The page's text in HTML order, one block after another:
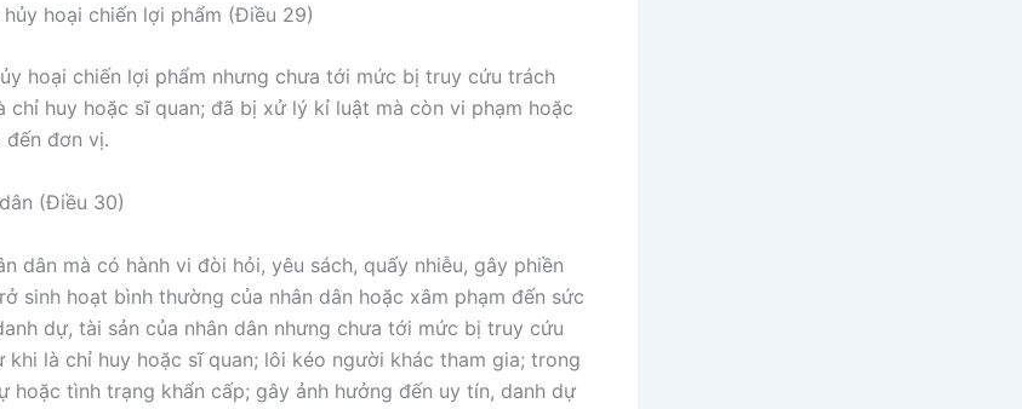
hoại chiến lợi phẩm (Điều 29)
hoại chiến lợi phẩm nhưng chưa tới mức bị truy cứu trách
chỉ huy hoặc sĩ quan; đã bị xử lý kỉ luật mà còn vi phạm hoặc
đến đơn vị.
(Điều 30)
dân mà có hành vi đòi hỏi, yêu sách, quấy nhiễu, gây phiền
sinh hoạt bình thường của nhân dân hoặc xâm phạm đến sức
dự, tài sản của nhân dân nhưng chưa tới mức bị truy cứu
khi là chỉ huy hoặc sĩ quan; lôi kéo người khác tham gia; trong
hoặc tình trạng khẩn cấp; gây ảnh hưởng đến uy tín, danh dự